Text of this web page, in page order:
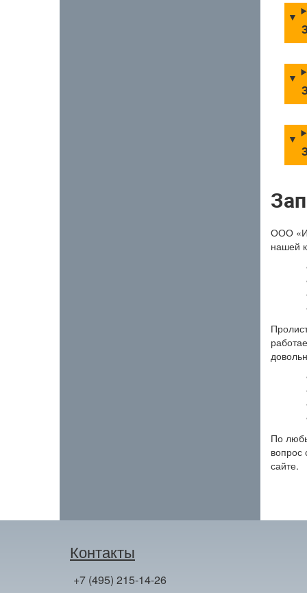
ООО
нашей
По
вопрос
сайте.
Контакты
+7 (495) 215-14-26